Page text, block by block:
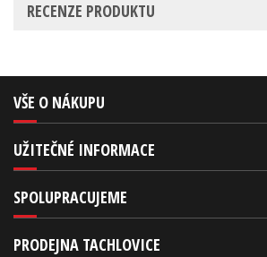
RECENZE PRODUKTU
VŠE O NÁKUPU
UŽITEČNÉ INFORMACE
SPOLUPRACUJEME
PRODEJNA TACHLOVICE